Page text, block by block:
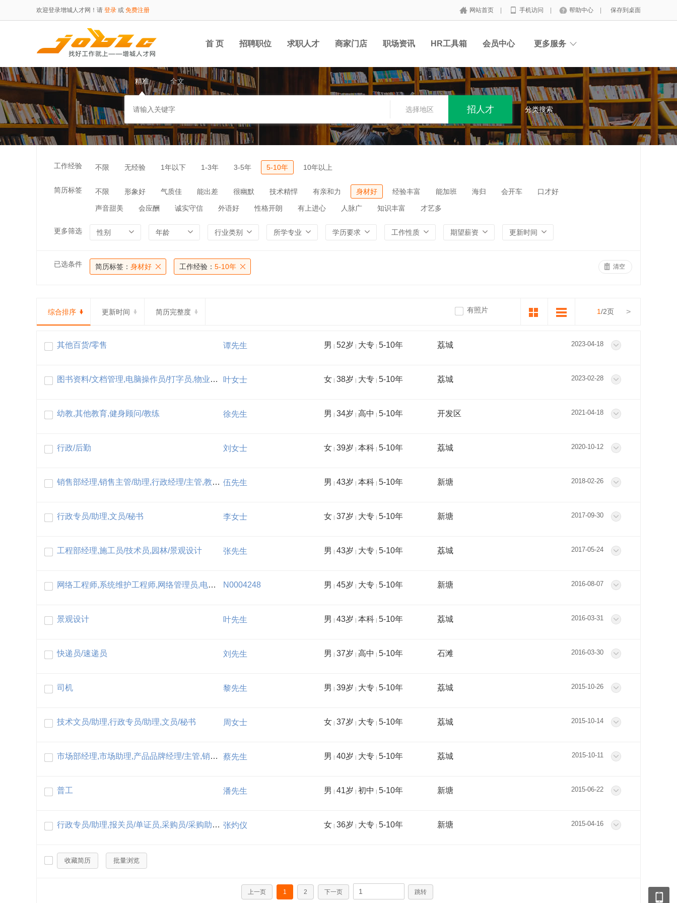
欢迎登录增城人才网！请 登录 或 免费注册 网站首页 手机访问 帮助中心 保存到桌面
首 页 招聘职位 求职人才 商家门店 职场资讯 HR工具箱 会员中心 更多服务
精准 全文
选择地区 分类搜索
工作经验 不限 无经验 1年以下 1-3年 3-5年 5-10年 10年以上
简历标签 不限 形象好 气质佳 能出差 很幽默 技术精悍 有亲和力 身材好 经验丰富 能加班 海归 会开车 口才好
声音甜美 会应酬 诚实守信 外语好 性格开朗 有上进心 人脉广 知识丰富 才艺多
更多筛选 性别 年龄 行业类别 所学专业 学历要求 工作性质 期望薪资 更新时间
已选条件 简历标签： 身材好 工作经验： 5-10年 清空
综合排序 更新时间 简历完整度 有照片 >
1/2页
其他百货/零售 谭先生 男 | 52岁 | 大专 | 5-10年 荔城 2023-04-18
图书资料/文档管理,电脑操作员/打字员,物业管理员,物业招商/租赁/租售,社会服务 叶女士 女 | 38岁 | 大专 | 5-10年 荔城 2023-02-28
幼教,其他教育,健身顾问/教练 徐先生 男 | 34岁 | 高中 | 5-10年 开发区 2021-04-18
行政/后勤 刘女士 女 | 39岁 | 本科 | 5-10年 荔城 2020-10-12
销售部经理,销售主管/助理,行政经理/主管,教学管理人员 伍先生 男 | 43岁 | 本科 | 5-10年 新塘 2018-02-26
行政专员/助理,文员/秘书 李女士 女 | 37岁 | 大专 | 5-10年 新塘 2017-09-30
工程部经理,施工员/技术员,园林/景观设计 张先生 男 | 43岁 | 大专 | 5-10年 荔城 2017-05-24
网络工程师,系统维护工程师,网络管理员,电力工程师 N0004248 男 | 45岁 | 大专 | 5-10年 新塘 2016-08-07
景观设计 叶先生 男 | 43岁 | 本科 | 5-10年 荔城 2016-03-31
快递员/速递员 刘先生 男 | 37岁 | 高中 | 5-10年 石滩 2016-03-30
司机 黎先生 男 | 39岁 | 大专 | 5-10年 荔城 2015-10-26
技术文员/助理,行政专员/助理,文员/秘书 周女士 女 | 37岁 | 大专 | 5-10年 荔城 2015-10-14
市场部经理,市场助理,产品品牌经理/主管,销售代表,电脑操作员/打字员,保安,采购员/采购助理,礼仪/迎宾/接待 蔡先生 男 | 40岁 | 大专 | 5-10年 荔城 2015-10-11
普工 潘先生 男 | 41岁 | 初中 | 5-10年 新塘 2015-06-22
行政专员/助理,报关员/单证员,采购员/采购助理,物料经理,物料主管/专员 张灼仪 女 | 36岁 | 大专 | 5-10年 新塘 2015-04-16
收藏简历 批量浏览
上一页 1 2 下一页 跳转